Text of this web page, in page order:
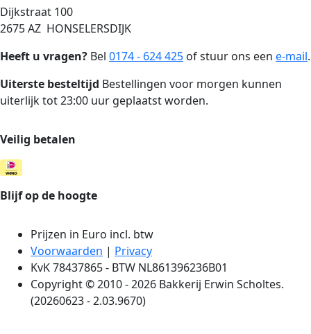
Dijkstraat 100
2675 AZ HONSELERSDIJK
Heeft u vragen? Bel 0174 - 624 425 of stuur ons een e-mail.
Uiterste besteltijd Bestellingen voor morgen kunnen
uiterlijk tot 23:00 uur geplaatst worden.
Veilig betalen
Blijf op de hoogte
Prijzen in Euro incl. btw
Voorwaarden | Privacy
KvK 78437865 - BTW NL861396236B01
Copyright © 2010 - 2026 Bakkerij Erwin Scholtes.
(20260623 - 2.03.9670)